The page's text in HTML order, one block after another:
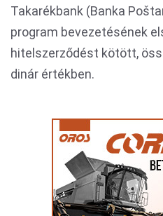
Takarékbank (Banka
program bevezetésének
hitelszerződést kötött,
dinár értékben.